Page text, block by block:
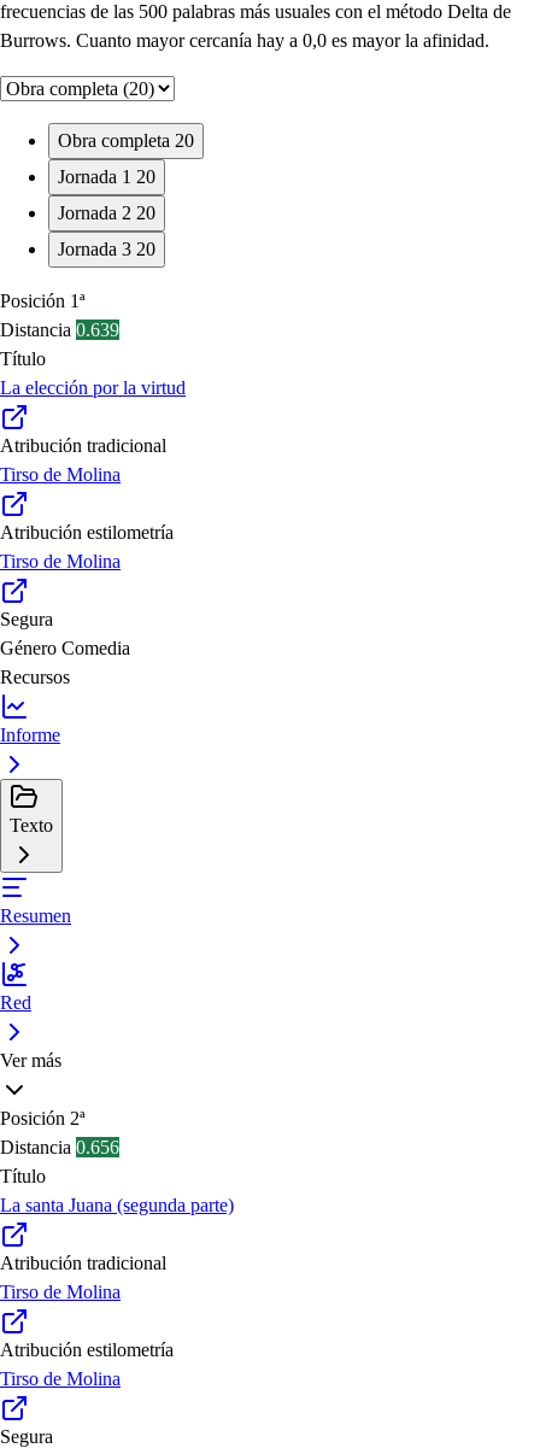
frecuencias de las 500 palabras más usuales con el método Delta de
Burrows. Cuanto mayor cercanía hay a 0,0 es mayor la afinidad.
Obra completa 20
Jornada 1 20
Jornada 2 20
Jornada 3 20
Posición 1ª
Distancia 0.639
Título
La elección por la virtud
Atribución tradicional
Tirso de Molina
Atribución estilometría
Tirso de Molina
Segura
Género Comedia
Recursos
Informe
Texto
Resumen
Red
Ver más
Posición 2ª
Distancia 0.656
Título
La santa Juana (segunda parte)
Atribución tradicional
Tirso de Molina
Atribución estilometría
Tirso de Molina
Segura